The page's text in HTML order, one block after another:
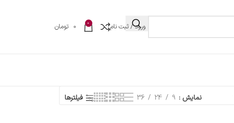
ورود / ثبت نام 0
0 تومان
نمایش 9
24
36 فیلترها